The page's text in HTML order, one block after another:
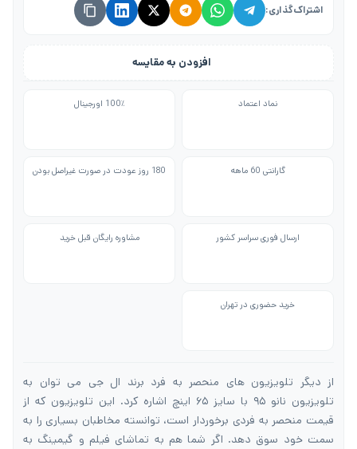
اشتراک‌گذاری:
افزودن به مقایسه
نماد اعتماد 100٪ اورجینال
گارانتی 60 ماهه 180 روز عودت در صورت غیراصل بودن
ارسال فوری سراسر کشور مشاوره رایگان قبل خرید
خرید حضوری در تهران
از دیگر تلویزیون های منحصر به فرد برند ال جی می توان به
تلویزیون نانو ۹۵ با سایز ۶۵ اینچ اشاره کرد. این تلویزیون که از
قیمت منحصر به فردی برخوردار است، توانسته مخاطبان بسیاری را به
سمت خود سوق دهد. اگر شما هم به تماشای فیلم و گیمینگ به